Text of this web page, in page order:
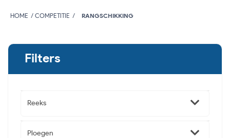
HOME COMPETITIE RANGSCHIKKING
Filters
Reeks
Ploegen